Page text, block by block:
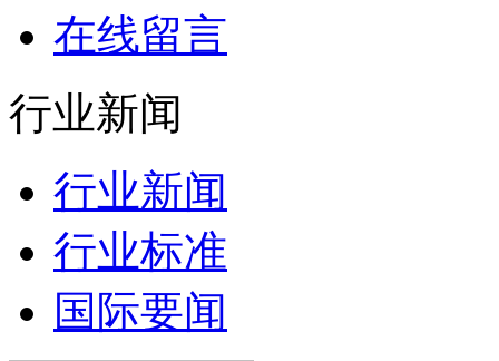
在线留言
行业新闻
行业新闻
行业标准
国际要闻